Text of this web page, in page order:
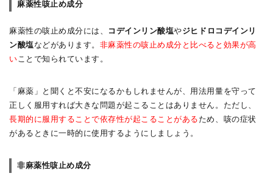
麻薬性咳止め成分
麻薬性の咳止め成分には、 コデインリン酸塩やジヒドロコデインリ
ン酸塩などがあります。 非麻薬性の咳止め成分と比べると効果が高
い ことで知られています。
「麻薬」と聞くと不安になるかもしれませんが、用法用量を守って
正しく服用すれば大きな問題が起こることはありません。ただし、
長期的に服用することで依存性が起こることがある ため、咳の症状
があるときに一時的に使用するようにしましょう。
非麻薬性咳止め成分